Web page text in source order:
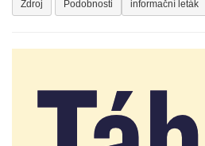
Zdroj Podobnosti informační leták